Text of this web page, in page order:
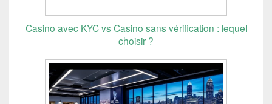
Casino avec KYC vs Casino sans vérification : lequel
choisir ?